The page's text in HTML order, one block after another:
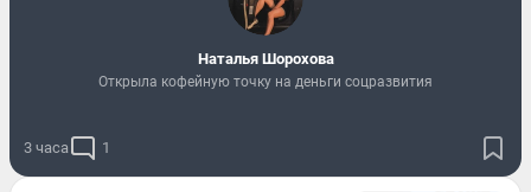
Наталья Шорохова
Открыла кофейную точку на деньги соцразвития
3 часа 1